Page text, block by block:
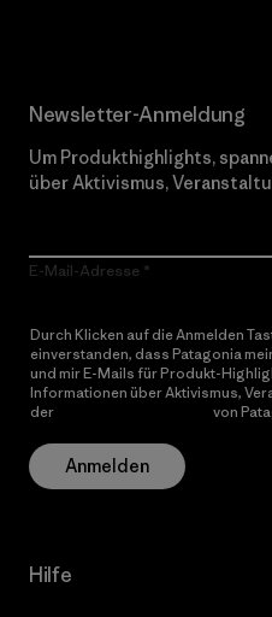
Newsletter-Anmeldung
Um Produkthighlights,
über Aktivismus,
E-Mail-Adresse
Durch Klicken auf die Anmelden
einverstanden, dass Patagonia
und mir E-Mails für Produkt-
Informationen über Aktivismus,
der
von
Anmelden
Hilfe